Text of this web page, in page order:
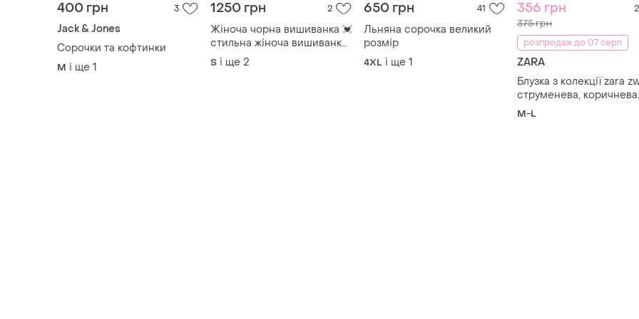
400 грн 3
Jack & Jones
Сорочки та кофтинки
M і ще 1
1250 грн 2
Жіноча чорна вишиванка 💓
стильна жіноча вишиванка
💓 вишита блуза 💓
S і ще 2
650 грн 41
Льняна сорочка великий
розмір
4XL і ще 1
356 грн 2
375 грн
розпродаж до 07 серп
ZARA
Блузка з колекції zara
струменева, коричнева.
M-L